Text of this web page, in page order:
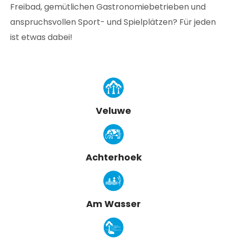
Freibad, gemütlichen Gastronomiebetrieben und
anspruchsvollen Sport- und Spielplätzen? Für jeden
ist etwas dabei!
Veluwe
Achterhoek
Am Wasser